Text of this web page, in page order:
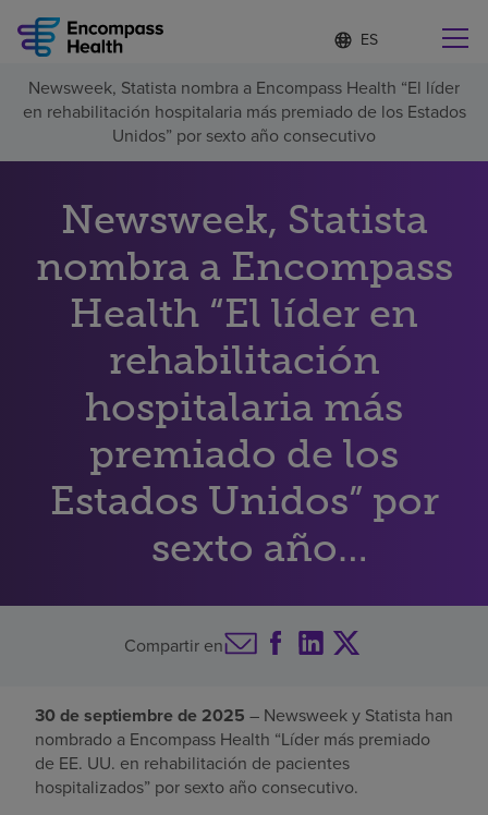
Lista
de
idiomas
contraída
d
o
m
a
e
c
c
i
n
d
Encuentre una localidad cerca de usted
Por qué debe elegirnos
Servicios de rehabilitación
Recursos de salud
Acerca de nosotros
Inversores
Newsweek, Statista nombra a Encompass Health “El líder
en rehabilitación hospitalaria más premiado de los Estados
Unidos” por sexto año consecutivo
Newsweek, Statista
nombra a Encompass
Health “El líder en
rehabilitación
hospitalaria más
premiado de los
Estados Unidos” por
sexto año
consecutivo
Compartir en
30 de septiembre de 2025 – Newsweek y Statista han
nombrado a Encompass Health “Líder más premiado
de EE. UU. en rehabilitación de pacientes
hospitalizados” por sexto año consecutivo.